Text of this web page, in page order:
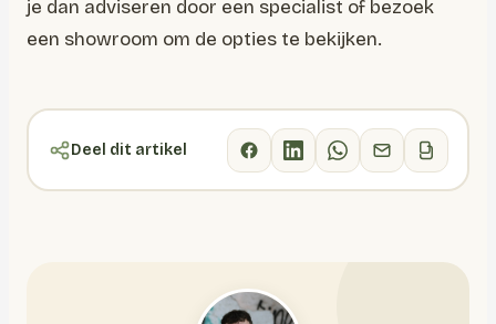
je dan adviseren door een specialist of bezoek
een showroom om de opties te bekijken.
Deel dit artikel